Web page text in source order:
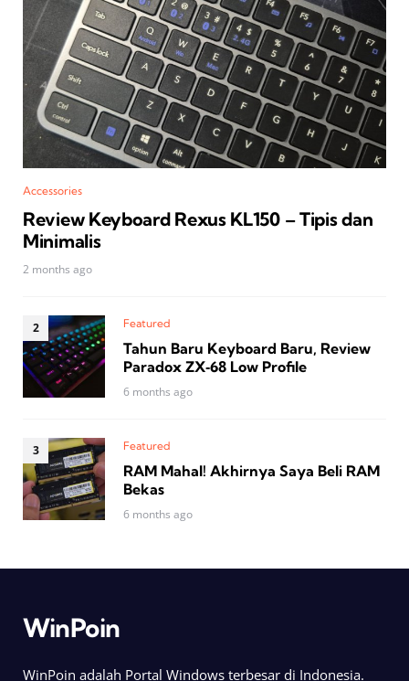
Accessories
Review Keyboard Rexus KL150 – Tipis dan
Minimalis
2 months ago
Featured
Tahun Baru Keyboard Baru, Review
Paradox ZX‑68 Low Profile
6 months ago
Featured
RAM Mahal! Akhirnya Saya Beli RAM
Bekas
6 months ago
WinPoin
WinPoin adalah Portal Windows terbesar di Indonesia.